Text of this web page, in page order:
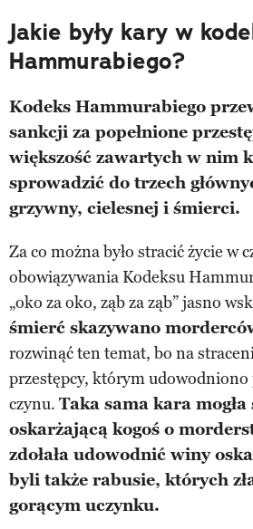
Jakie były kary w
Hammurabiego?
Kodeks Hammurabiego
sankcji za popełnione
większość zawartych w nim
sprowadzić do trzech
grzywny, cielesnej i śmierci.
Za co można było stracić życie w
obowiązywania Kodeksu
„oko za oko, ząb za ząb” jasno
śmierć skazywano
rozwinąć ten temat, bo na
przestępcy, którym udowodniono
czynu. Taka sama kara
oskarżającą kogoś o
zdołała udowodnić winy
byli także rabusie, których
gorącym uczynku.